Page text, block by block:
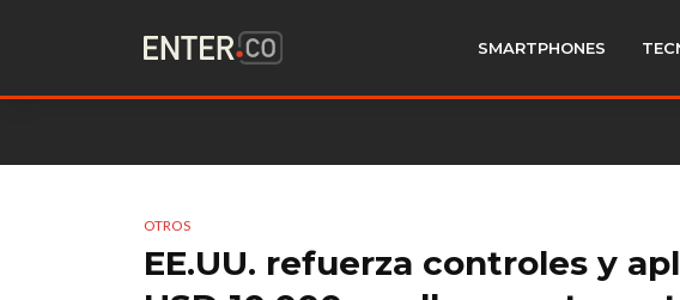
SMARTPHONES
OTROS
EE.UU. refuerza controles y